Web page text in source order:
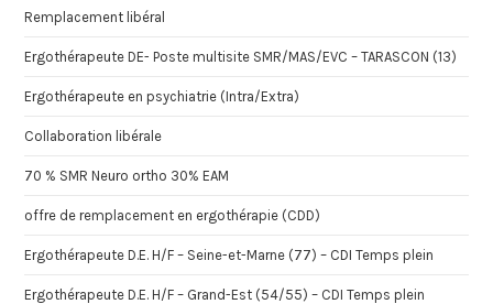
Remplacement libéral
Ergothérapeute DE- Poste multisite SMR/MAS/EVC – TARASCON (13)
Ergothérapeute en psychiatrie (Intra/Extra)
Collaboration libérale
70 % SMR Neuro ortho 30% EAM
offre de remplacement en ergothérapie (CDD)
Ergothérapeute D.E. H/F – Seine-et-Marne (77) – CDI Temps plein
Ergothérapeute D.E. H/F – Grand-Est (54/55) – CDI Temps plein